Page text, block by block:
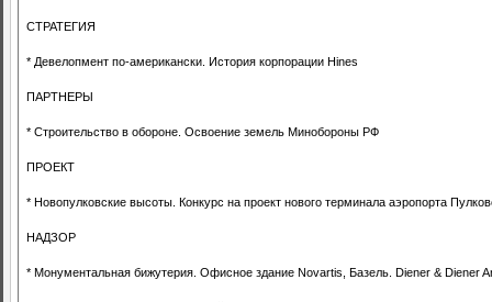
СТРАТЕГИЯ
* Девелопмент по-американски. История корпорации Hines
ПАРТНЕРЫ
* Строительство в обороне. Освоение земель Минобороны РФ
ПРОЕКТ
* Новопулковские высоты. Конкурс на проект нового терминала аэропорта
НАДЗОР
* Монументальная бижутерия. Офисное здание Novartis, Базель. Diener & Diener